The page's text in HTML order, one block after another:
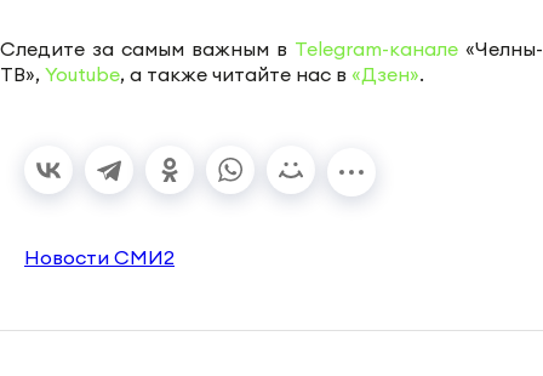
Следите за самым важным в Telegram-канале «Челны-
ТВ», Youtube, а также читайте нас в «Дзен».
Новости СМИ2